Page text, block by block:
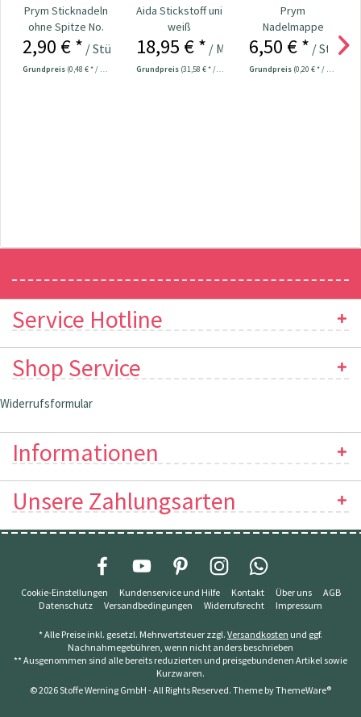
Prym Sticknadeln
ohne Spitze No.
18-22 Nr. 125559
2,90 € * / Stück
Grundpreis (0,48 € * / 1 Stück)
Aida Stickstoff uni
weiß
18,95 € * / Meter
Grundpreis (31,58 € * / 1 m²)
Prym
Nadelmappe
Hobby Nr. 128185
6,50 € * / Stück
Grundpreis (0,20 € * / 1 Stück)
Service Hotline
Shop Service
Widerrufsformular
Informationen
Unsere Zahlungsarten
Cookie-Einstellungen Kundenservice und Hilfe Kontakt Über uns
AGB
Datenschutz
Versandbedingungen Widerrufsrecht Impressum
* Alle Preise inkl. gesetzl. Mehrwertsteuer zzgl. Versandkosten und ggf.
Nachnahmegebühren, wenn nicht anders beschrieben
** Ausgenommen sind alle bereits reduzierten und preisgebundenen Artikel sowie
Kurzwaren.
© 2026 Stoffe Werning GmbH - All Rights Reserved. Theme byThemeWare®